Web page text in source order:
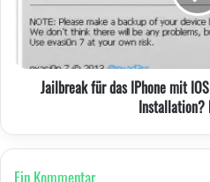
IOS
lohnt
die
Installation?
Der
Jailbreak für das IPhone mit
Installation?
Ein Kommentar